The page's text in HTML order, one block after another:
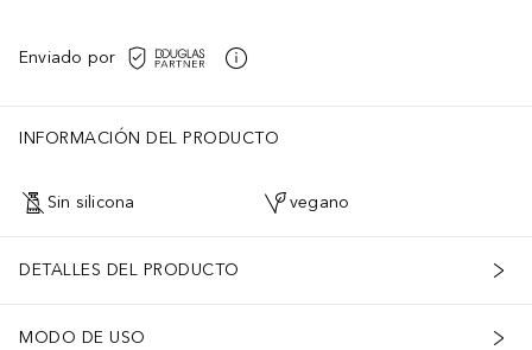
Enviado por
INFORMACIÓN DEL PRODUCTO
Sin silicona vegano
DETALLES DEL PRODUCTO
MODO DE USO